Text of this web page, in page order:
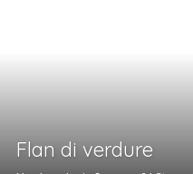
Flan di verdure